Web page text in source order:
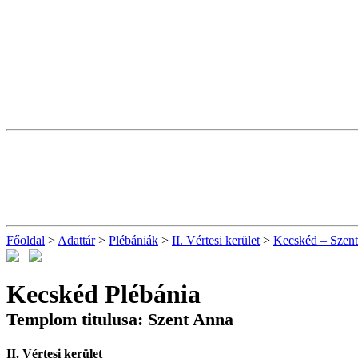
Főoldal > Adattár> Plébániák > II. Vértesi kerület > Kecskéd –
Kecskéd Plébánia
Templom titulusa: Szent Anna
II. Vértesi kerület